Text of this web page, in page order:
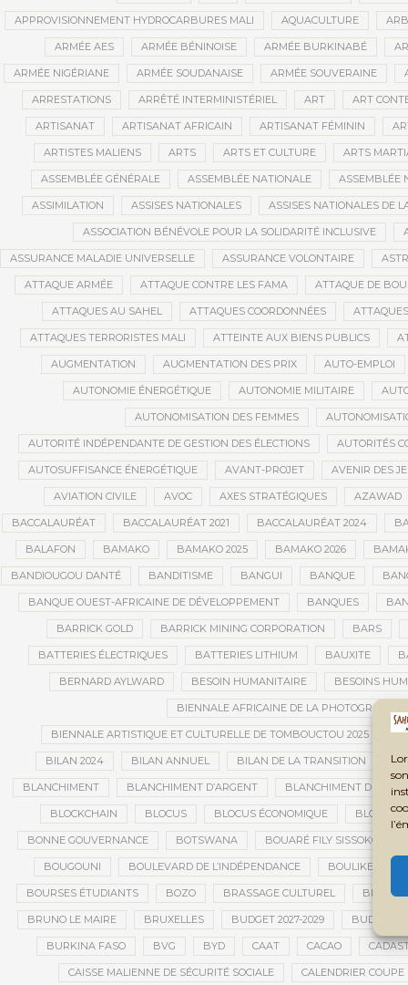
APPROVISIONNEMENT HYDROCARBURES MALI AQUACULTURE
ARMÉE AES ARMÉE BÉNINOISE ARMÉE BURKINABÉ
ARMÉE NIGÉRIANE ARMÉE SOUDANAISE ARMÉE SOUVERAINE
ARRESTATIONS ARRÊTÉ INTERMINISTÉRIEL ART ART
ARTISANAT ARTISANAT AFRICAIN ARTISANAT FÉMININ
ARTISTES MALIENS ARTS ARTS ET CULTURE ARTS
ASSEMBLÉE GÉNÉRALE ASSEMBLÉE NATIONALE ASSEMBLÉE
ASSIMILATION ASSISES NATIONALES ASSISES NATIONALES DE
ASSOCIATION BÉNÉVOLE POUR LA SOLIDARITÉ INCLUSIVE
ASSURANCE MALADIE UNIVERSELLE ASSURANCE VOLONTAIRE
ATTAQUE ARMÉE ATTAQUE CONTRE LES FAMA ATTAQUE DE
ATTAQUES AU SAHEL ATTAQUES COORDONNÉES
ATTAQUES TERRORISTES MALI ATTEINTE AUX BIENS PUBLICS
AUGMENTATION AUGMENTATION DES PRIX AUTO-EMPLOI
AUTONOMIE ÉNERGÉTIQUE AUTONOMIE MILITAIRE
AUTONOMISATION DES FEMMES
AUTORITÉ INDÉPENDANTE DE GESTION DES ÉLECTIONS AUTORITÉS
AUTOSUFFISANCE ÉNERGÉTIQUE AVANT-PROJET AVENIR DES
AVIATION CIVILE AVOC AXES STRATÉGIQUES AZAWAD
BACCALAURÉAT BACCALAURÉAT 2021 BACCALAURÉAT 2024
BALAFON BAMAKO BAMAKO 2025 BAMAKO 2026
BANDIOUGOU DANTÉ BANDITISME BANGUI BANQUE
BANQUE OUEST-AFRICAINE DE DÉVELOPPEMENT BANQUES
BARRICK GOLD BARRICK MINING CORPORATION BARS
BATTERIES ÉLECTRIQUES BATTERIES LITHIUM BAUXITE
BERNARD AYLWARD BESOIN HUMANITAIRE BESOINS
BIENNALE AFRICAINE DE LA PHOTOGRAPHIE
BIENNALE ARTISTIQUE ET CULTURELLE DE TOMBOUCTOU 2025
BILAN 2024 BILAN ANNUEL BILAN DE LA TRANSITION
BLANCHIMENT BLANCHIMENT D’ARGENT BLANCHIMENT DE
BLOCKCHAIN BLOCUS BLOCUS ÉCONOMIQUE BLOGING
BONNE GOUVERNANCE BOTSWANA BOUARÉ FILY SISSOKO
BOUGOUNI BOULEVARD DE L’INDÉPENDANCE BOULIKESSI
BOURSES ÉTUDIANTS BOZO BRASSAGE CULTUREL BRÉMA
BRUNO LE MAIRE BRUXELLES BUDGET 2027-2029 BUDGET
BURKINA FASO BVG BYD CAAT CACAO
CAISSE MALIENNE DE SÉCURITÉ SOCIALE CALENDRIER